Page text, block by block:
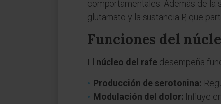
comportamentales. Además de la
glutamato y la sustancia P, que
Funciones del
El núcleo del rafe desempeña
Producción de serotonina:
Modulación del dolor: Influye